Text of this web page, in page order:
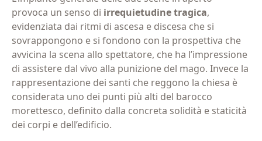
provoca un senso di irrequietudinetragica,
evidenziata dai ritmi di ascesa e discesa che si
sovrappongono e si fondono con la prospettiva che
avvicina la scena allo spettatore, che ha l’impressione
di assistere dal vivo alla punizione del mago. Invece la
rappresentazione dei santi che reggono la chiesa è
considerata uno dei punti più alti del barocco
morettesco, definito dalla concreta solidità e staticità
dei corpi e dell’edificio.
Iscriviti alla newsletter